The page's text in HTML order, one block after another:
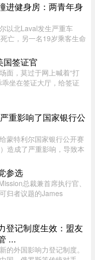
未公布 ...
进健身房：两青年身
以北Laval发生严重车
亡，另一名19岁乘客生命
示意停车，但车辆迅速加
逐。不 ...
国签证官
面，莫过于网上喊着“打
坐在签证大厅，给签证
也 ...
重影响了国家银行公
蒙特利尔国家银行公开赛
造成了严重影响，导致本
前，一场倾盆大雨让赛
间 ...
参选
总裁兼首席执行官、
归者议题的James
今天周四下午 ...
登记制度生效：盟友
...
的外国影响力登记制度。